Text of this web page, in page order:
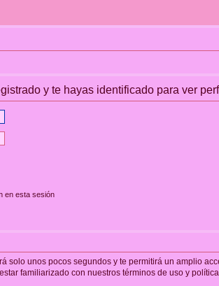
y te hayas identificado para ver
en esta sesión
solo unos pocos segundos y te permitirá un amplio
familiarizado con nuestros términos de uso y